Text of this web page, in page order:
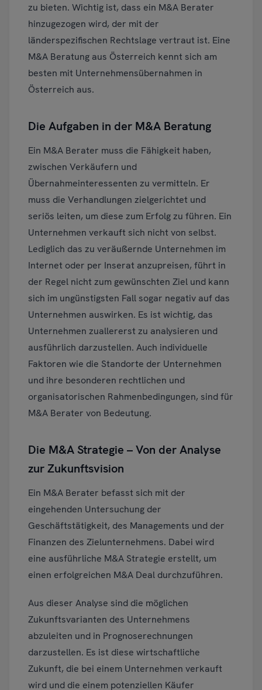
zu bieten. Wichtig ist, dass ein M&A Berater
hinzugezogen wird, der mit der
länderspezifischen Rechtslage vertraut ist. Eine
M&A Beratung aus Österreich kennt sich am
besten mit Unternehmensübernahmen in
Österreich aus.
Die Aufgaben in der M&A Beratung
Ein M&A Berater muss die Fähigkeit haben,
zwischen Verkäufern und
Übernahmeinteressenten zu vermitteln. Er
muss die Verhandlungen zielgerichtet und
seriös leiten, um diese zum Erfolg zu führen. Ein
Unternehmen verkauft sich nicht von selbst.
Lediglich das zu veräußernde Unternehmen im
Internet oder per Inserat anzupreisen, führt in
der Regel nicht zum gewünschten Ziel und kann
sich im ungünstigsten Fall sogar negativ auf das
Unternehmen auswirken. Es ist wichtig, das
Unternehmen zuallererst zu analysieren und
ausführlich darzustellen. Auch individuelle
Faktoren wie die Standorte der Unternehmen
und ihre besonderen rechtlichen und
organisatorischen Rahmenbedingungen, sind für
M&A Berater von Bedeutung.
Die M&A Strategie – Von der Analyse
zur Zukunftsvision
Ein M&A Berater befasst sich mit der
eingehenden Untersuchung der
Geschäftstätigkeit, des Managements und der
Finanzen des Zielunternehmens. Dabei wird
eine ausführliche M&A Strategie erstellt, um
einen erfolgreichen M&A Deal durchzuführen.
Aus dieser Analyse sind die möglichen
Zukunftsvarianten des Unternehmens
abzuleiten und in Prognoserechnungen
darzustellen. Es ist diese wirtschaftliche
Zukunft, die bei einem Unternehmen verkauft
wird und die einem potenziellen Käufer